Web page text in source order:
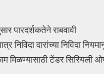
पारदर्शकतेने राबवावी
दारांच्या निविदा
मिळण्यासाठी टेंडर